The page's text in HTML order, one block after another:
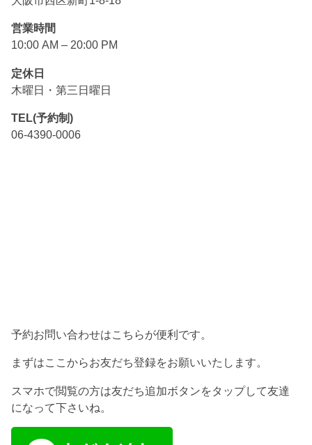
営業時間
10:00 AM – 20:00 PM
定休日
木曜日・第三日曜日
TEL(予約制)
06-4390-0006
予約お問い合わせはこちらが便利です。
まずはここからお友だち登録をお願いいたします。
スマホで閲覧の方は友だち追加ボタンをタップして友達
になって下さいね。